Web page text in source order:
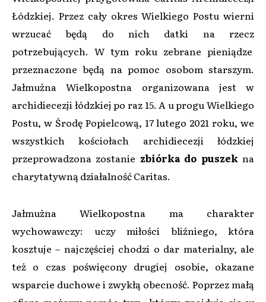
Łódzkiej. Przez cały okres Wielkiego Postu wierni
wrzucać będą do nich datki na rzecz
potrzebujących. W tym roku zebrane pieniądze
przeznaczone będą na pomoc osobom starszym.
Jałmużna Wielkopostna organizowana jest w
archidiecezji łódzkiej po raz 15. A u progu Wielkiego
Postu, w Środę Popielcową, 17 lutego 2021 roku, we
wszystkich kościołach archidiecezji łódzkiej
przeprowadzona zostanie zbiórka do puszekna
charytatywną działalność Caritas.
Jałmużna Wielkopostna ma charakter
wychowawczy: uczy miłości bliźniego, która
kosztuje – najczęściej chodzi o dar materialny, ale
też o czas poświęcony drugiej osobie, okazane
wsparcie duchowe i zwykłą obecność. Poprzez małą